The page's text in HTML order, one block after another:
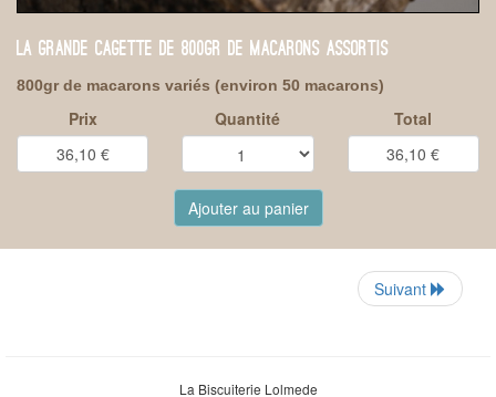
LA GRANDE CAGETTE DE 800GR DE MACARONS ASSORTIS
800gr de macarons variés (environ 50 macarons)
Prix Quantité Total
Ajouter au panier
Suivant
La Biscuiterie Lolmede